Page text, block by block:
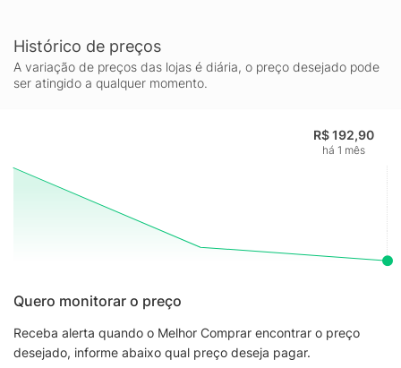
Histórico de preços
A variação de preços das lojas é diária, o preço desejado pode
ser atingido a qualquer momento.
R$ 192,90
há 1 mês
Quero monitorar o preço
Receba alerta quando o Melhor Comprar encontrar o preço
desejado, informe abaixo qual preço deseja pagar.